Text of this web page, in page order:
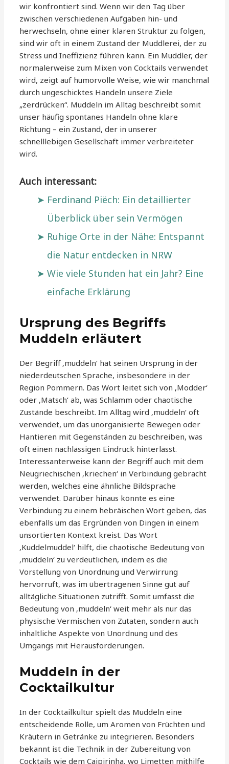
wir konfrontiert sind. Wenn wir den Tag über
zwischen verschiedenen Aufgaben hin- und
herwechseln, ohne einer klaren Struktur zu folgen,
sind wir oft in einem Zustand der Muddlerei, der zu
Stress und Ineffizienz führen kann. Ein Muddler, der
normalerweise zum Mixen von Cocktails verwendet
wird, zeigt auf humorvolle Weise, wie wir manchmal
durch ungeschicktes Handeln unsere Ziele
„zerdrücken“. Muddeln im Alltag beschreibt somit
unser häufig spontanes Handeln ohne klare
Richtung – ein Zustand, der in unserer
schnelllebigen Gesellschaft immer verbreiteter
wird.
Auch interessant:
Ferdinand Piëch: Ein detaillierter
Überblick über sein Vermögen
Ruhige Orte in der Nähe: Entspannt
die Natur entdecken in NRW
Wie viele Stunden hat ein Jahr? Eine
einfache Erklärung
Ursprung des Begriffs
Muddeln erläutert
Der Begriff ‚muddeln‘ hat seinen Ursprung in der
niederdeutschen Sprache, insbesondere in der
Region Pommern. Das Wort leitet sich von ‚Modder‘
oder ‚Matsch‘ ab, was Schlamm oder chaotische
Zustände beschreibt. Im Alltag wird ‚muddeln‘ oft
verwendet, um das unorganisierte Bewegen oder
Hantieren mit Gegenständen zu beschreiben, was
oft einen nachlässigen Eindruck hinterlässt.
Interessanterweise kann der Begriff auch mit dem
Neugriechischen ‚kriechen‘ in Verbindung gebracht
werden, welches eine ähnliche Bildsprache
verwendet. Darüber hinaus könnte es eine
Verbindung zu einem hebräischen Wort geben, das
ebenfalls um das Ergründen von Dingen in einem
unsortierten Kontext kreist. Das Wort
‚Kuddelmuddel‘ hilft, die chaotische Bedeutung von
‚muddeln‘ zu verdeutlichen, indem es die
Vorstellung von Unordnung und Verwirrung
hervorruft, was im übertragenen Sinne gut auf
alltägliche Situationen zutrifft. Somit umfasst die
Bedeutung von ‚muddeln‘ weit mehr als nur das
physische Vermischen von Zutaten, sondern auch
inhaltliche Aspekte von Unordnung und des
Umgangs mit Herausforderungen.
Muddeln in der
Cocktailkultur
In der Cocktailkultur spielt das Muddeln eine
entscheidende Rolle, um Aromen von Früchten und
Kräutern in Getränke zu integrieren. Besonders
bekannt ist die Technik in der Zubereitung von
Cocktails wie dem Caipirinha, wo Limetten mithilfe